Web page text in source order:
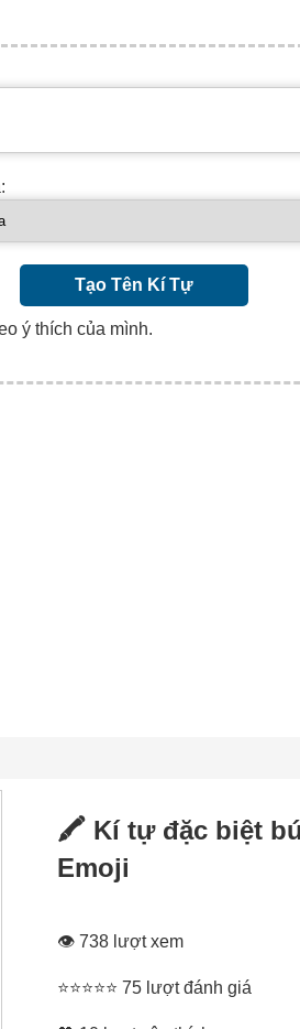
Tạo Tên Kí Tự
ý thích của mình.
🖍️ Kí tự đặc biệt
Emoji
👁 738 lượt xem
⭐⭐⭐⭐⭐ 75 lượt đánh giá